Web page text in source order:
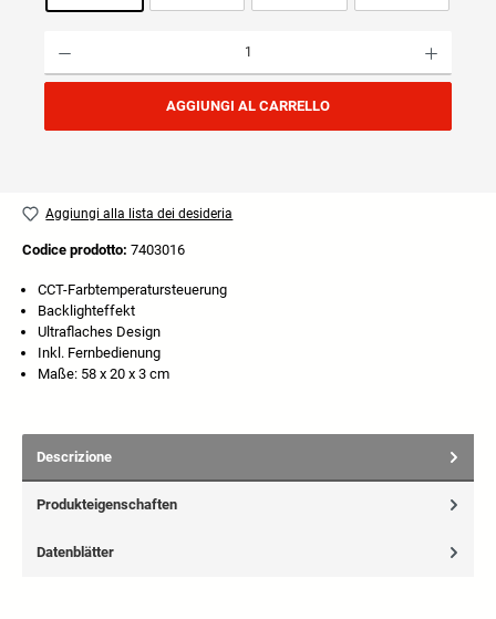
AGGIUNGI AL CARRELLO
Aggiungi alla lista dei desideria
Codice prodotto: 7403016
CCT-Farbtemperatursteuerung
Backlighteffekt
Ultraflaches Design
Inkl. Fernbedienung
Maße: 58 x 20 x 3 cm
Descrizione
Produkteigenschaften
Datenblätter